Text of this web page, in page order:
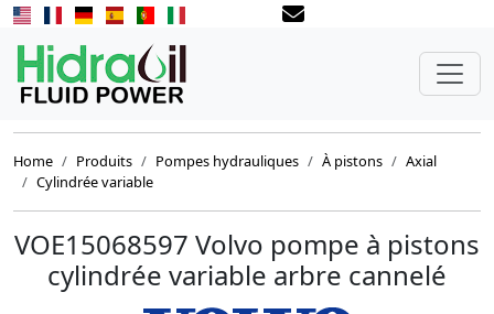
Home Produits Pompes hydrauliques À pistons
Axial
Cylindrée variable
VOE15068597 Volvo pompe à pistons
cylindrée variable arbre cannelé